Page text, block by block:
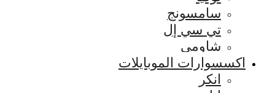
سامسونج
تي سي إل
شاومي
اكسسوارات الموبايلات
انكر